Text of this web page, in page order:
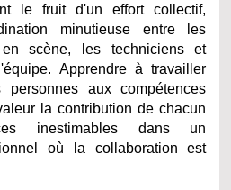
le fruit d'un effort collectif,
minutieuse entre les
scène, les techniciens et
Apprendre à travailler
personnes aux compétences
la contribution de chacun
inestimables dans un
où la collaboration est